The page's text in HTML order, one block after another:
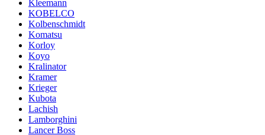
Kleemann
KOBELCO
Kolbenschmidt
Komatsu
Korloy
Koyo
Kralinator
Kramer
Krieger
Kubota
Lachish
Lamborghini
Lancer Boss